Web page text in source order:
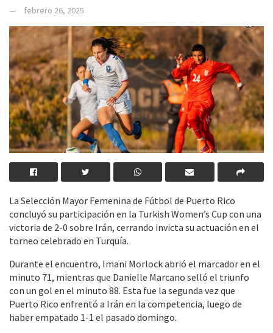
febrero 26, 2025
La Selección Mayor Femenina de Fútbol de Puerto Rico
concluyó su participación en la Turkish Women’s Cup con una
victoria de 2-0 sobre Irán, cerrando invicta su actuación en el
torneo celebrado en Turquía.
Durante el encuentro, Imani Morlock abrió el marcador en el
minuto 71, mientras que Danielle Marcano selló el triunfo
con un gol en el minuto 88. Esta fue la segunda vez que
Puerto Rico enfrentó a Irán en la competencia, luego de
haber empatado 1-1 el pasado domingo.